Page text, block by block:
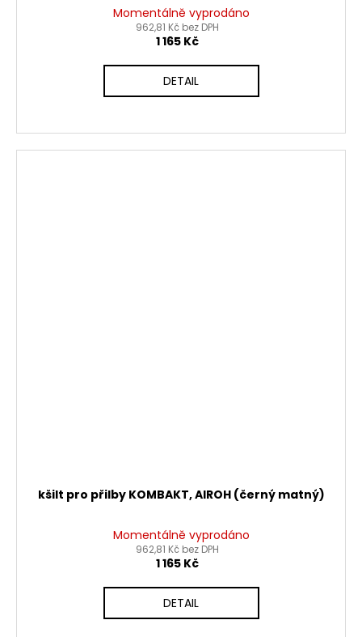
Momentálně vyprodáno
962,81 Kč bez DPH
1 165 Kč
DETAIL
kšilt pro přilby KOMBAKT, AIROH (černý matný)
Momentálně vyprodáno
962,81 Kč bez DPH
1 165 Kč
DETAIL